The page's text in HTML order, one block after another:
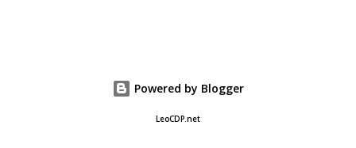
Khách Hàng như sau: 1, Nền Tảng Dữ Liệu Khách Hàng (CDP) là
consolidates customer data from multiple sources and creates a
Powered by Blogger
LeoCDP.net